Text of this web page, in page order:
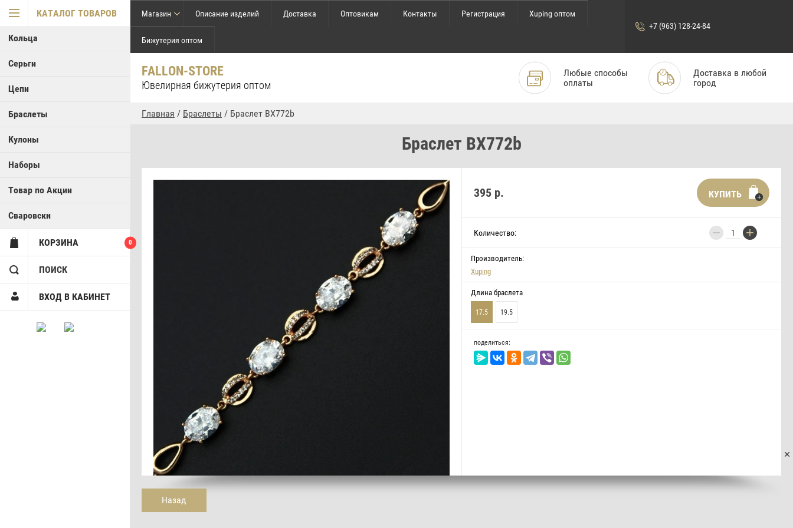
КАТАЛОГ ТОВАРОВ
Кольца
Серьги
Цепи
Браслеты
Кулоны
Наборы
Товар по Акции
Сваровски
КОРЗИНА 0
ПОИСК
ВХОД В КАБИНЕТ
Магазин Описание изделий Доставка Оптовикам Контакты Регистрация Xuping оптом
Бижутерия оптом
+7 (963) 128-24-84
FALLON-STORE
Ювелирная бижутерия оптом
Любые способы
оплаты
Доставка в любой
город
Главная / Браслеты / Браслет BX772b
Браслет BX772b
395 р. КУПИТЬ
Количество: − +
Производитель:
Xuping
Длина браслета
17.5 19.5
поделиться:
Назад